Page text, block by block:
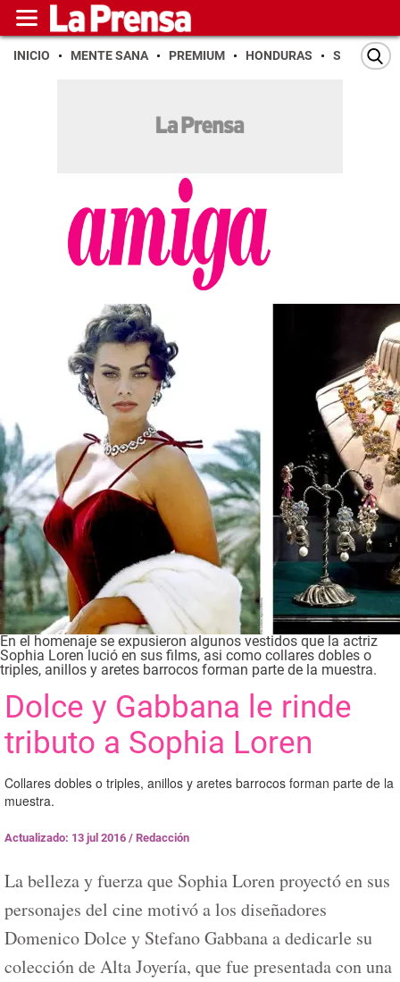
INICIO MENTE SANA PREMIUM HONDURAS SAN PEDRO
En el homenaje se expusieron algunos vestidos que la actriz
Sophia Loren lució en sus films, asi como collares dobles o
triples, anillos y aretes barrocos forman parte de la muestra.
Dolce y Gabbana le rinde
tributo a Sophia Loren
Collares dobles o triples, anillos y aretes barrocos forman parte de la
muestra.
Actualizado: 13 jul 2016 / Redacción
La belleza y fuerza que Sophia Loren proyectó en sus
personajes del cine motivó a los diseñadores
Domenico Dolce y Stefano Gabbana a dedicarle su
colección de Alta Joyería, que fue presentada con una